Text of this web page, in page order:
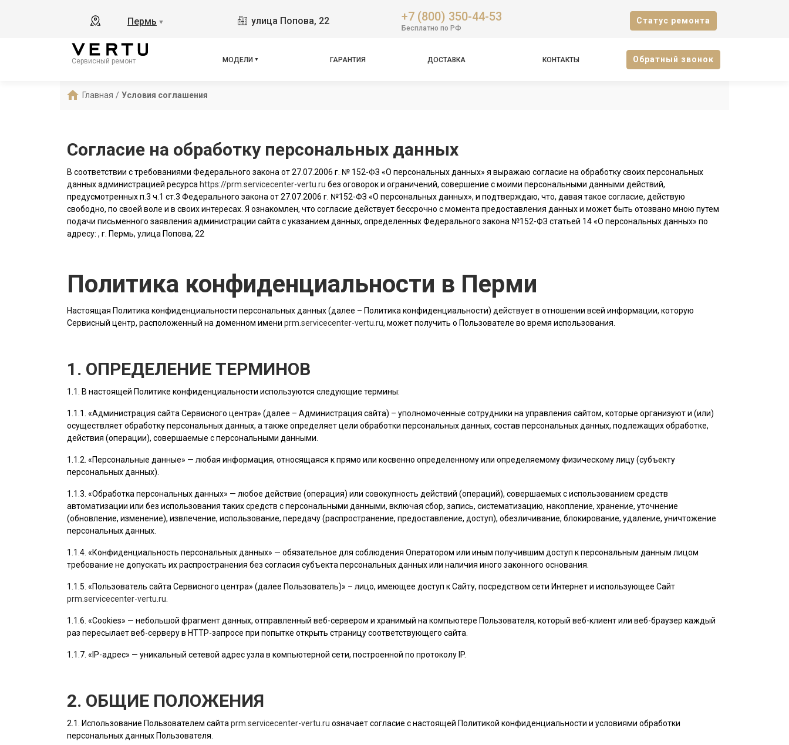
Пермь ▼ улица Попова, 22 +7 (800) 350-44-53
Бесплатно по РФ
Cтатус ремонта
Сервисный ремонт МОДЕЛИ ГАРАНТИЯ ДОСТАВКА КОНТАКТЫ Oбратный звонок
Главная / Условия соглашения
Согласие на обработку персональных данных
В соответствии с требованиями Федерального закона от 27.07.2006 г. № 152-ФЗ «О персональных данных» я выражаю согласие на обработку своих персональных
данных администрацией ресурса https://prm.servicecenter-vertu.ru без оговорок и ограничений, совершение с моими персональными данными действий,
предусмотренных п.3 ч.1 ст.3 Федерального закона от 27.07.2006 г. №152-ФЗ «О персональных данных», и подтверждаю, что, давая такое согласие, действую
свободно, по своей воле и в своих интересах. Я ознакомлен, что согласие действует бессрочно с момента предоставления данных и может быть отозвано мною путем
подачи письменного заявления администрации сайта с указанием данных, определенных Федерального закона №152-ФЗ статьей 14 «О персональных данных» по
адресу: , г. Пермь, улица Попова, 22
Политика конфиденциальности в Перми
Настоящая Политика конфиденциальности персональных данных (далее – Политика конфиденциальности) действует в отношении всей информации, которую
Сервисный центр, расположенный на доменном имени prm.servicecenter-vertu.ru, может получить о Пользователе во время использования.
1. ОПРЕДЕЛЕНИЕ ТЕРМИНОВ
1.1. В настоящей Политике конфиденциальности используются следующие термины:
1.1.1. «Администрация сайта Сервисного центра» (далее – Администрация сайта) – уполномоченные сотрудники на управления сайтом, которые организуют и (или)
осуществляет обработку персональных данных, а также определяет цели обработки персональных данных, состав персональных данных, подлежащих обработке,
действия (операции), совершаемые с персональными данными.
1.1.2. «Персональные данные» — любая информация, относящаяся к прямо или косвенно определенному или определяемому физическому лицу (субъекту
персональных данных).
1.1.3. «Обработка персональных данных» — любое действие (операция) или совокупность действий (операций), совершаемых с использованием средств
автоматизации или без использования таких средств с персональными данными, включая сбор, запись, систематизацию, накопление, хранение, уточнение
(обновление, изменение), извлечение, использование, передачу (распространение, предоставление, доступ), обезличивание, блокирование, удаление, уничтожение
персональных данных.
1.1.4. «Конфиденциальность персональных данных» — обязательное для соблюдения Оператором или иным получившим доступ к персональным данным лицом
требование не допускать их распространения без согласия субъекта персональных данных или наличия иного законного основания.
1.1.5. «Пользователь сайта Сервисного центра» (далее Пользователь)» – лицо, имеющее доступ к Сайту, посредством сети Интернет и использующее Сайт
prm.servicecenter-vertu.ru
1.1.6. «Cookies» — небольшой фрагмент данных, отправленный веб-сервером и хранимый на компьютере Пользователя, который веб-клиент или веб-браузер каждый
раз пересылает веб-серверу в HTTP-запросе при попытке открыть страницу соответствующего сайта.
1.1.7. «IP-адрес» — уникальный сетевой адрес узла в компьютерной сети, построенной по протоколу IP.
2. ОБЩИЕ ПОЛОЖЕНИЯ
2.1. Использование Пользователем сайта prm.servicecenter-vertu.ru означает согласие с настоящей Политикой конфиденциальности и условиями обработки
персональных данных Пользователя